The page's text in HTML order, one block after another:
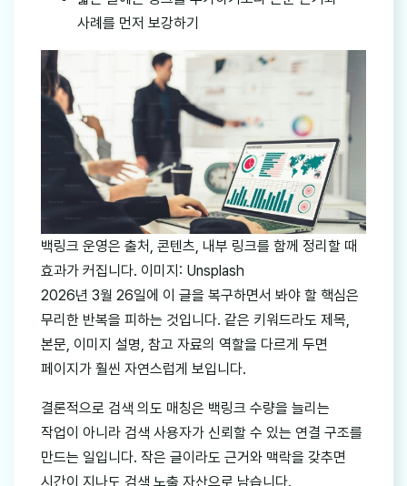
사례를 먼저 보강하기
백링크 운영은 출처, 콘텐츠, 내부 링크를 함께 정리할 때
효과가 커집니다. 이미지: Unsplash
2026년 3월 26일에 이 글을 복구하면서 봐야 할 핵심은
무리한 반복을 피하는 것입니다. 같은 키워드라도 제목,
본문, 이미지 설명, 참고 자료의 역할을 다르게 두면
페이지가 훨씬 자연스럽게 보입니다.
결론적으로 검색 의도 매칭은 백링크 수량을 늘리는
작업이 아니라 검색 사용자가 신뢰할 수 있는 연결 구조를
만드는 일입니다. 작은 글이라도 근거와 맥락을 갖추면
시간이 지나도 검색 노출 자산으로 남습니다.